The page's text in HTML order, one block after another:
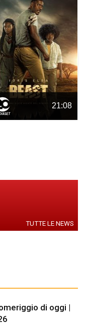
21:08
TUTTE LE NEWS
di oggi |